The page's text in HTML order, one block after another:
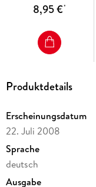
8,95 €*
Produktdetails
Erscheinungsdatum
22. Juli 2008
Sprache
deutsch
Ausgabe